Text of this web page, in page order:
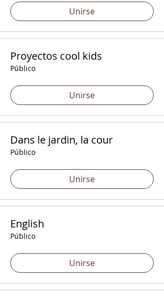
Unirse
Proyectos cool kids
Público
Unirse
Dans le jardin, la cour
Público
Unirse
English
Público
Unirse